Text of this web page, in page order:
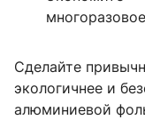
Сделайте
экологичнее и
алюминиевой